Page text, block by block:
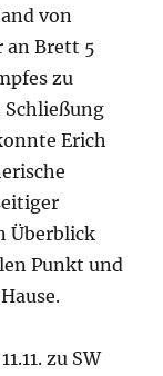
von
an Brett 5
zu
Erich
Überblick
Punkt und
zu SW